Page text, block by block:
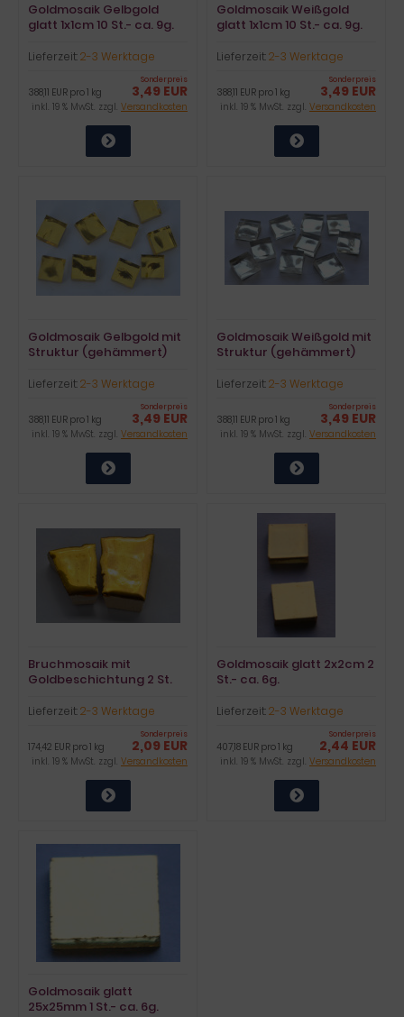
Goldmosaik Gelbgold
glatt 1x1cm 10 St.- ca. 9g.
Lieferzeit:2-3 Werktage
Sonderpreis
3,49 EUR
388,11 EUR pro 1 kg
inkl. 19 % MwSt. zzgl. Versandkosten
Goldmosaik Weißgold
glatt 1x1cm 10 St.- ca. 9g.
Lieferzeit:2-3 Werktage
Sonderpreis
3,49 EUR
388,11 EUR pro 1 kg
inkl. 19 % MwSt. zzgl. Versandkosten
Goldmosaik Gelbgold mit
Struktur (gehämmert)
Lieferzeit:2-3 Werktage
Sonderpreis
3,49 EUR
388,11 EUR pro 1 kg
inkl. 19 % MwSt. zzgl. Versandkosten
Goldmosaik Weißgold mit
Struktur (gehämmert)
Lieferzeit:2-3 Werktage
Sonderpreis
3,49 EUR
388,11 EUR pro 1 kg
inkl. 19 % MwSt. zzgl. Versandkosten
Bruchmosaik mit
Goldbeschichtung 2 St.
Lieferzeit:2-3 Werktage
Sonderpreis
2,09 EUR
174,42 EUR pro 1 kg
inkl. 19 % MwSt. zzgl. Versandkosten
Goldmosaik glatt 2x2cm 2
St.- ca. 6g.
Lieferzeit:2-3 Werktage
Sonderpreis
2,44 EUR
407,18 EUR pro 1 kg
inkl. 19 % MwSt. zzgl. Versandkosten
Goldmosaik glatt
25x25mm 1 St.- ca. 6g.